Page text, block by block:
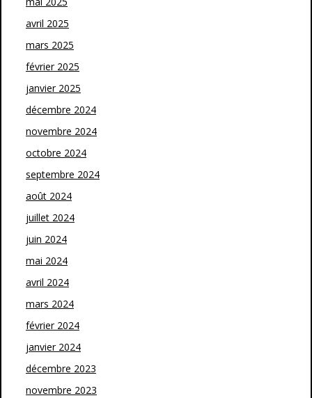
avril 2025
mars 2025
février 2025
janvier 2025
décembre 2024
novembre 2024
octobre 2024
septembre 2024
août 2024
juillet 2024
juin 2024
mai 2024
avril 2024
mars 2024
février 2024
janvier 2024
décembre 2023
novembre 2023